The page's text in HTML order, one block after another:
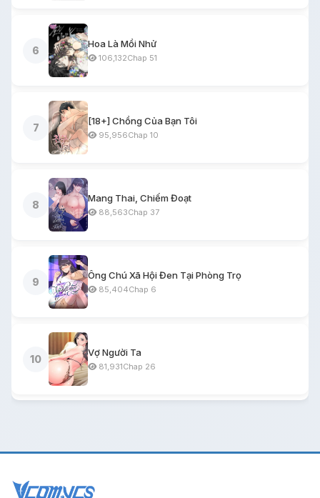
6
Hoa Là Mồi Nhử
106,132Chap 51
7
[18+] Chồng Của Bạn Tôi
95,956Chap 10
8
Mang Thai, Chiếm Đoạt
88,563Chap 37
9
Ông Chú Xã Hội Đen Tại Phòng Trọ
85,404Chap 6
10
Vợ Người Ta
81,931Chap 26